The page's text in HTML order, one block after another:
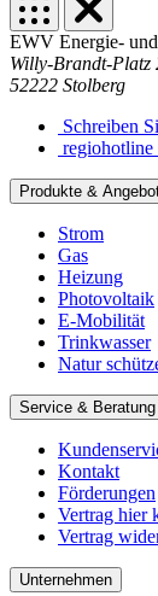
EWV Energie-
Willy-Brandt-Platz
52222 Stolberg
Schreiben
regiohotline
Produkte &
Strom
Gas
Heizung
Photovoltaik
E-Mobilität
Trinkwasser
Natur
Service & Beratung
Kontakt
Förderungen
Vertrag hier
Vertrag
Unternehmen